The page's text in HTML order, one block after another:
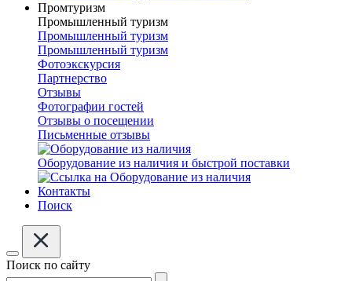
Промтуризм
Промышленный туризм
Промышленный туризм
Промышленный туризм
Фотоэкскурсия
Партнерство
Отзывы
Фотографии гостей
Отзывы о посещении
Письменные отзывы
Оборудование из наличия и быстрой поставки
Контакты
Поиск
Поиск по сайту